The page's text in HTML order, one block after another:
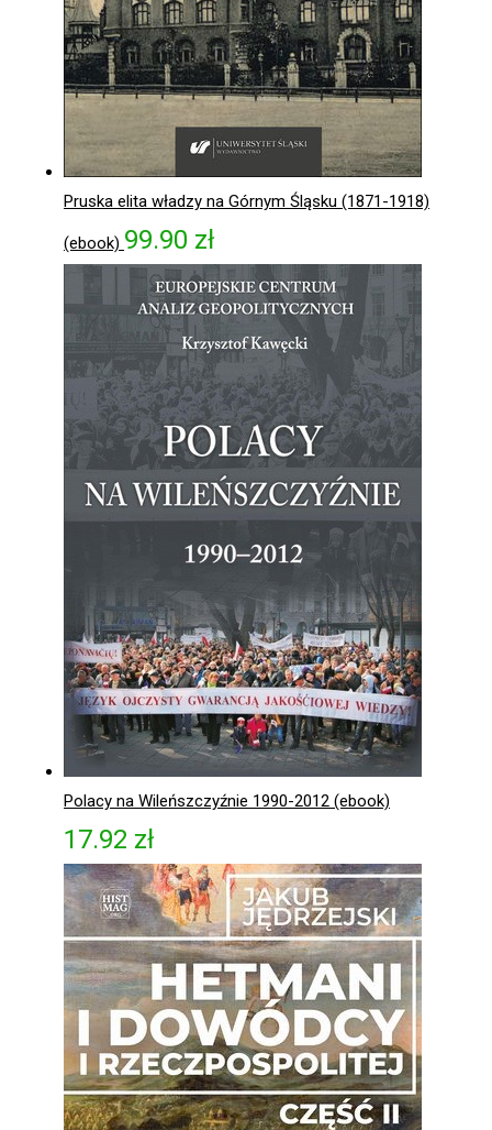
Pruska elita władzy na Górnym Śląsku (1871-1918)
(ebook) 99.90 zł
Polacy na Wileńszczyźnie 1990-2012 (ebook)
17.92 zł